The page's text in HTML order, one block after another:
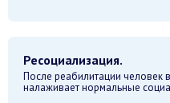
Ресоциализация.
После реабилитации человек
налаживает нормальные